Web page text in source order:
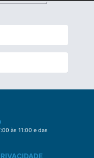
às 11:00 e das